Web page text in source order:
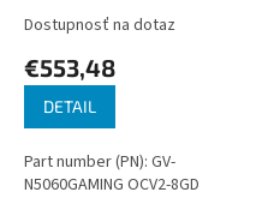
8G/Gaming/OC/8GB/GDDR7
Dostupnosť na dotaz
€553,48
DETAIL
Part number (PN): GV-
N5060GAMING OCV2-8GD